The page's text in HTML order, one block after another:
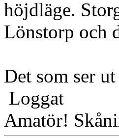
höjdläge.
Lönstorp och
Det som ser
Loggat
Amatör!